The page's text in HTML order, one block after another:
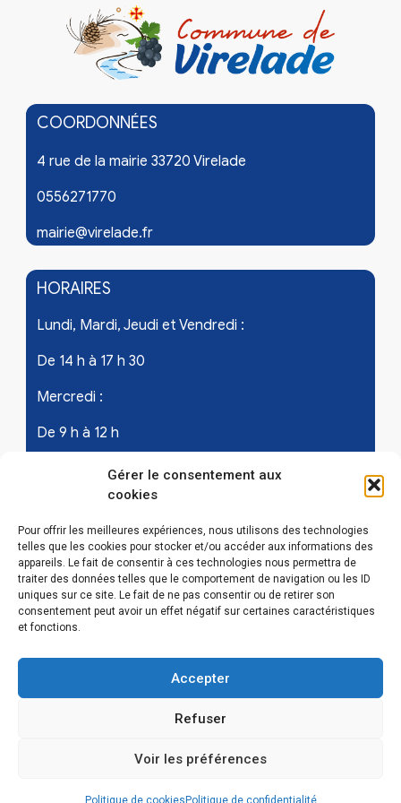
Gérer le consentement aux
cookies
Pour offrir les meilleures expériences, nous utilisons des technologies
telles que les cookies pour stocker et/ou accéder aux informations des
appareils. Le fait de consentir à ces technologies nous permettra de
traiter des données telles que le comportement de navigation ou les ID
uniques sur ce site. Le fait de ne pas consentir ou de retirer son
consentement peut avoir un effet négatif sur certaines caractéristiques
et fonctions.
Accepter
Refuser
Voir les préférences
Politique de cookies Politique de confidentialité
COORDONNÉES
4 rue de la mairie 33720 Virelade
0556271770
mairie@virelade.fr
HORAIRES
Lundi, Mardi, Jeudi et Vendredi :
De 14 h à 17 h 30
Mercredi :
De 9 h à 12 h
Samedi - les 1er et 3ème de chaque mois :
De 9 h à 12 h
LIENS UTILES
Mentions légales
Politique de confidentialité
Politique de cookies (EU)